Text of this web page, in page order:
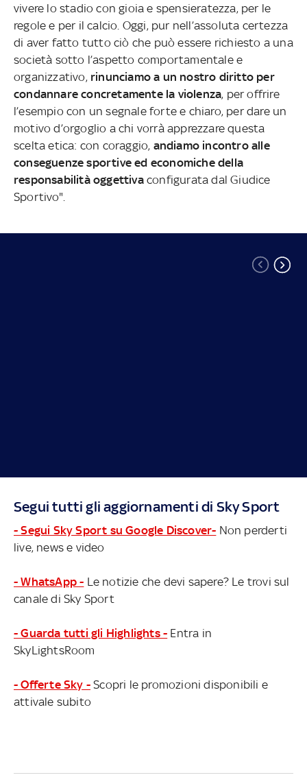
vivere lo stadio con gioia e spensieratezza, per le
regole e per il calcio. Oggi, pur nell’assoluta certezza
di aver fatto tutto ciò che può essere richiesto a una
società sotto l’aspetto comportamentale e
organizzativo, rinunciamo a un nostro diritto per
condannare concretamente la violenza, per offrire
l’esempio con un segnale forte e chiaro, per dare un
motivo d’orgoglio a chi vorrà apprezzare questa
scelta etica: con coraggio, andiamo incontro alle
conseguenze sportive ed economiche della
responsabilità oggettivaconfigurata dal Giudice
Sportivo".
Segui tutti gli aggiornamenti di Sky Sport
- Segui Sky Sport su Google Discover- Non perderti
live, news e video
- WhatsApp - Le notizie che devi sapere? Le trovi sul
canale di Sky Sport
- Guarda tutti gli Highlights - Entra in
SkyLightsRoom
- Offerte Sky - Scopri le promozioni disponibili e
attivale subito